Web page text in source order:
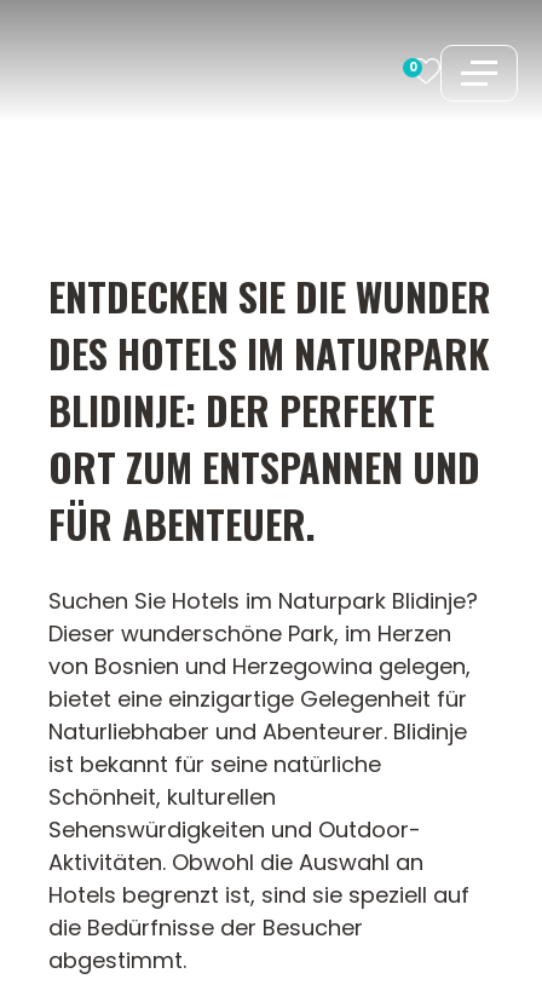
0
ENTDECKEN SIE DIE WUNDER
DES HOTELS IM NATURPARK
BLIDINJE: DER PERFEKTE
ORT ZUM ENTSPANNEN UND
FÜR ABENTEUER.
Suchen Sie Hotels im Naturpark Blidinje?
Dieser wunderschöne Park, im Herzen
von Bosnien und Herzegowina gelegen,
bietet eine einzigartige Gelegenheit für
Naturliebhaber und Abenteurer. Blidinje
ist bekannt für seine natürliche
Schönheit, kulturellen
Sehenswürdigkeiten und Outdoor-
Aktivitäten. Obwohl die Auswahl an
Hotels begrenzt ist, sind sie speziell auf
die Bedürfnisse der Besucher
abgestimmt.